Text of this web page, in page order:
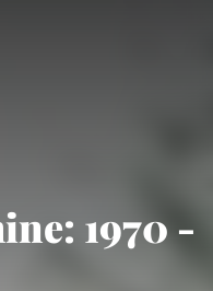
1970 -